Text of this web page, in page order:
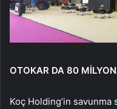
OTOKAR DA 80
Koç Holding’in